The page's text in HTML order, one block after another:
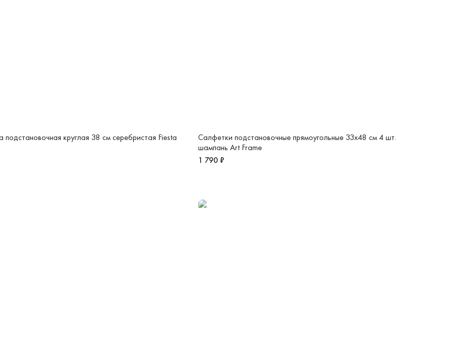
подстановочная круглая 38 см серебристая Fiesta
Салфетки подстановочные прямоугольные 33х48 см 4 шт.
шампань Art Frame
1 790 ₽